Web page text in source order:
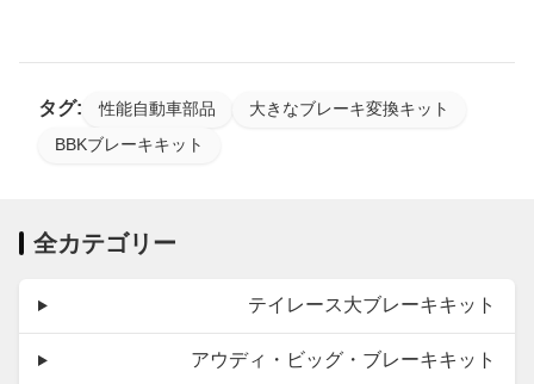
タグ: 性能自動車部品
大きなブレーキ変換キット
BBKブレーキキット
全カテゴリー
テイレース大ブレーキキット
アウディ・ビッグ・ブレーキキット